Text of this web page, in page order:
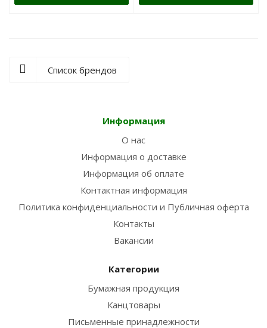
Список брендов
Информация
О нас
Информация о доставке
Информация об оплате
Контактная информация
Политика конфиденциальности и Публичная оферта
Контакты
Вакансии
Категории
Бумажная продукция
Канцтовары
Письменные принадлежности